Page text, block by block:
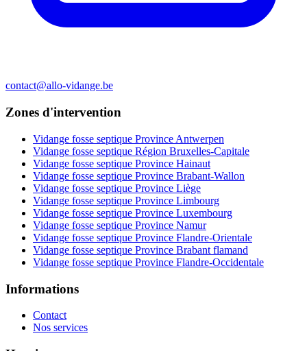
contact@allo-vidange.be
Zones d'intervention
Vidange fosse septique Province Antwerpen
Vidange fosse septique Région Bruxelles-Capitale
Vidange fosse septique Province Hainaut
Vidange fosse septique Province Brabant-Wallon
Vidange fosse septique Province Liège
Vidange fosse septique Province Limbourg
Vidange fosse septique Province Luxembourg
Vidange fosse septique Province Namur
Vidange fosse septique Province Flandre-Orientale
Vidange fosse septique Province Brabant flamand
Vidange fosse septique Province Flandre-Occidentale
Informations
Contact
Nos services